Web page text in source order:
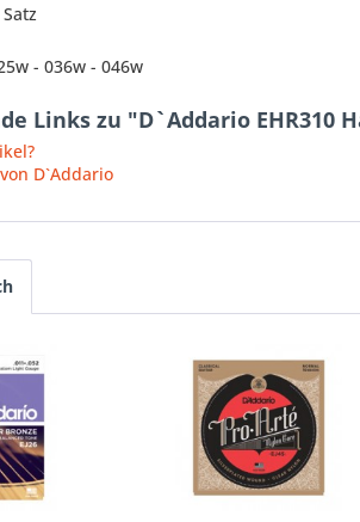
- 036w - 046w
Links zu "D`Addario EHR310
D`Addario